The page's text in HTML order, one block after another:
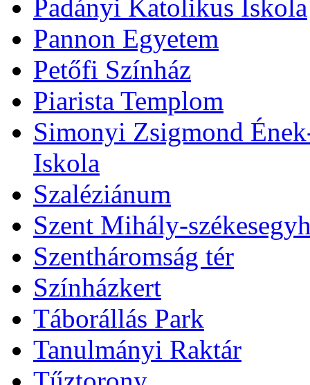
Padányi Katolikus Iskola
Pannon Egyetem
Petőfi Színház
Piarista Templom
Simonyi Zsigmond
Iskola
Szaléziánum
Szent Mihály-
Szentháromság tér
Színházkert
Táborállás Park
Tanulmányi Raktár